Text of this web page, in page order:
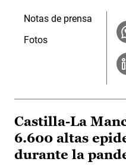
Notas de prensa
Fotos
Castilla-La
6.600 altas
durante la